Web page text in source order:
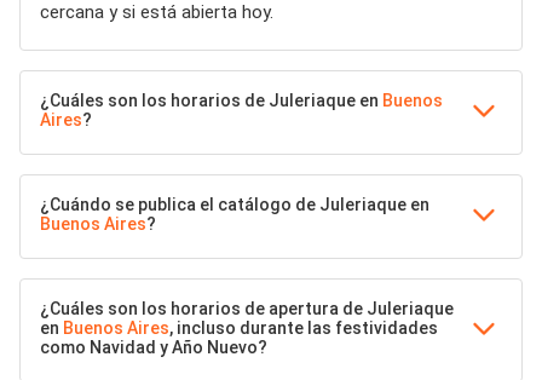
cercana y si está abierta hoy.
¿Cuáles son los horarios de Juleriaque en Buenos
Aires?
¿Cuándo se publica el catálogo de Juleriaque en
Buenos Aires?
¿Cuáles son los horarios de apertura de Juleriaque
en Buenos Aires, incluso durante las festividades
como Navidad y Año Nuevo?